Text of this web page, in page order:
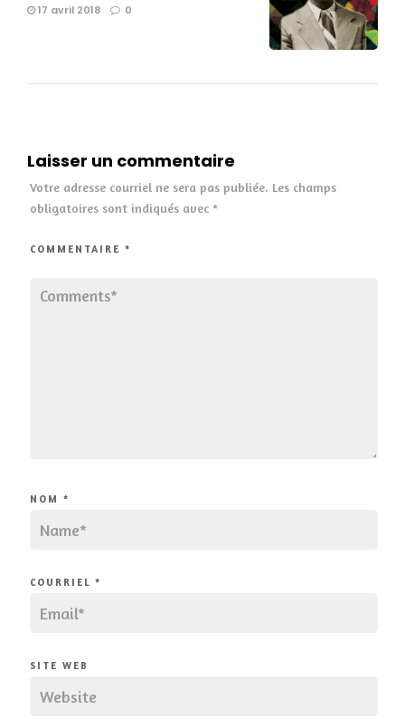
17 avril 2018 0
Laisser un commentaire
Votre adresse courriel ne sera pas publiée. Les champs
obligatoires sont indiqués avec *
COMMENTAIRE *
NOM *
COURRIEL *
SITE WEB